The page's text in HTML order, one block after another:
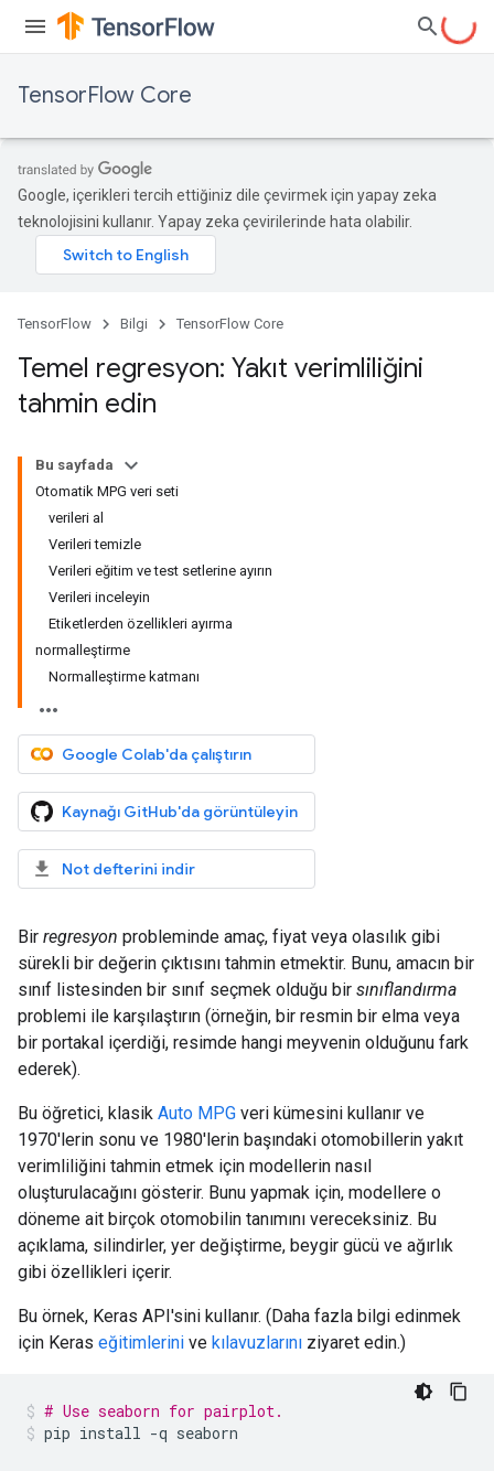
TensorFlow Core
Google, içerikleri tercih ettiğiniz dile çevirmek için yapay zeka
teknolojisini kullanır. Yapay zeka çevirilerinde hata olabilir.
TensorFlow Bilgi TensorFlow Core
Temel regresyon: Yakıt verimliliğini
tahmin edin
Bu sayfada
Otomatik MPG veri seti
verileri al
Verileri temizle
Verileri eğitim ve test setlerine ayırın
Verileri inceleyin
Etiketlerden özellikleri ayırma
normalleştirme
Normalleştirme katmanı
Google Colab'da çalıştırın
Kaynağı GitHub'da görüntüleyin
Not defterini indir
Bir regresyon probleminde amaç, fiyat veya olasılık gibi
sürekli bir değerin çıktısını tahmin etmektir. Bunu, amacın bir
sınıf listesinden bir sınıf seçmek olduğu bir sınıflandırma
problemi ile karşılaştırın (örneğin, bir resmin bir elma veya
bir portakal içerdiği, resimde hangi meyvenin olduğunu fark
ederek).
Bu öğretici, klasik Auto MPG veri kümesini kullanır ve
1970'lerin sonu ve 1980'lerin başındaki otomobillerin yakıt
verimliliğini tahmin etmek için modellerin nasıl
oluşturulacağını gösterir. Bunu yapmak için, modellere o
döneme ait birçok otomobilin tanımını vereceksiniz. Bu
açıklama, silindirler, yer değiştirme, beygir gücü ve ağırlık
gibi özellikleri içerir.
Bu örnek, Keras API'sini kullanır. (Daha fazla bilgi edinmek
için Keras eğitimlerini ve kılavuzlarını ziyaret edin.)
# Use seaborn for pairplot.
pip install -q seaborn